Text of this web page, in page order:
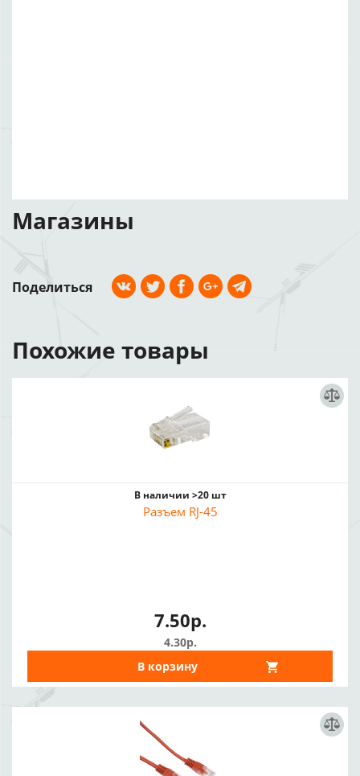
Магазины
Поделиться
Похожие товары
В наличии >20 шт
Разъем RJ-45
7.50р.
4.30р.
В корзину